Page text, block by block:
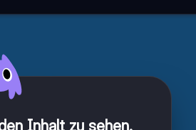
Inhalt zu sehen.